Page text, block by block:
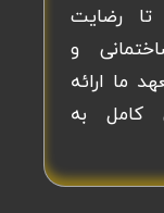
تا رضایت
و
ما ارائه
کامل به